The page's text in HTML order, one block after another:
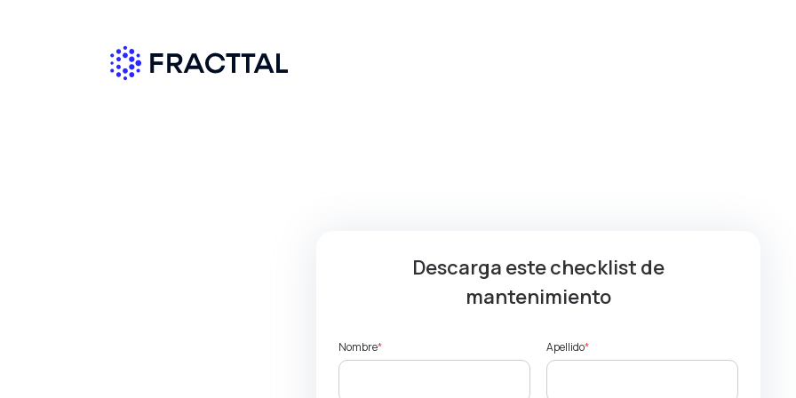
Descarga este checklist de
mantenimiento
Nombre* Apellido*